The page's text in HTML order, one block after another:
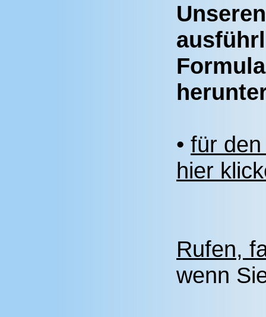
• für
hier
Rufen,
wenn